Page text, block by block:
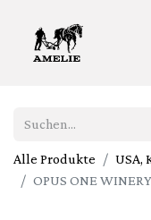
Alle Produkte
USA,
OPUS ONE